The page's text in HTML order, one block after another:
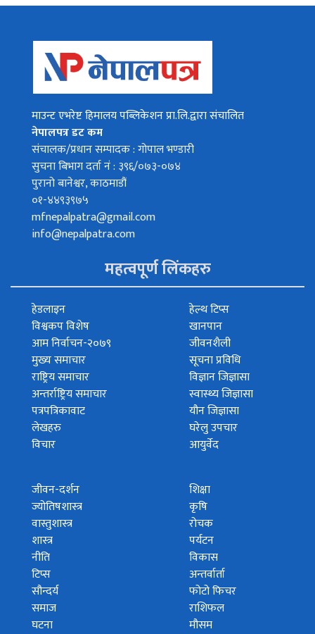
माउन्ट एभरेष्ट हिमालय पब्लिकेशन प्रा.लि.द्वारा संचालित
नेपालपत्र डट कम
संचालक/प्रधान सम्पादक : गोपाल भण्डारी
सुचना बिभाग दर्ता नं : ३९६/०७३-०७४
पुरानो बानेश्वर, काठमाडौं
०१-४४९३९७५
mfnepalpatra@gmail.com
info@nepalpatra.com
महत्वपूर्ण लिंकहरु
हेडलाइन
विश्वकप विशेष
आम निर्वाचन-२०७९
मुख्य समाचार
राष्ट्रिय समाचार
अन्तर्राष्ट्रिय समाचार
पत्रपत्रिकावाट
लेखहरु
विचार
हेल्थ टिप्स
खानपान
जीवनशैली
सूचना प्रविधि
विज्ञान जिज्ञासा
स्वास्थ्य जिज्ञासा
यौन जिज्ञासा
घरेलु उपचार
आयुर्वेद
जीवन-दर्शन
ज्योतिषशास्त्र
वास्तुशास्त्र
शास्त्र
नीति
टिप्स
सौन्दर्य
समाज
घटना
शिक्षा
कृषि
रोचक
पर्यटन
विकास
अन्तर्वार्ता
फोटो फिचर
राशिफल
मौसम